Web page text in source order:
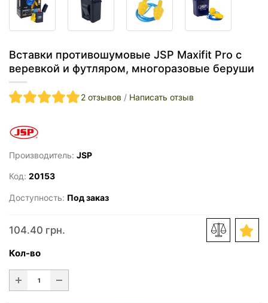
Вставки противошумовые JSP Maxifit Pro с
веревкой и футляром, многоразовые беруши
2 отзывов / Написать отзыв
Производитель: JSP
Код: 20153
Доступность: Под заказ
104.40 грн.
Кол-во